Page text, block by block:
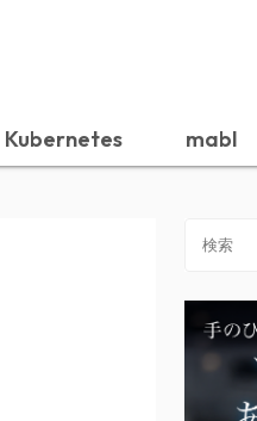
Kubernetes mabl